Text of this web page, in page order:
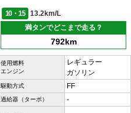
10・15
13.2km/L
満タンでどこまで走る？
792km
使用燃料
エンジン
レギュラー
ガソリン
駆動方式 FF
過給器（ターボ） -